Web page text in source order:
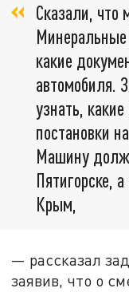
Сказали, что
какие
автомобиля.
узнать,
постановки
Машину
Пятигорске,
Крым,
— рассказал
заявив, что о